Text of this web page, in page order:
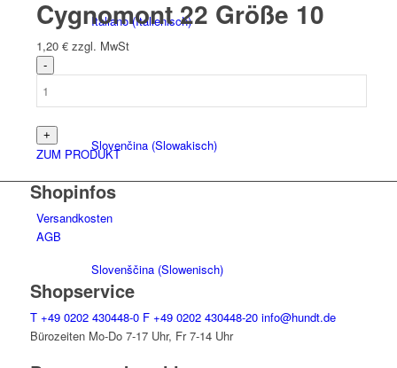
Italiano(Italienisch)
Slovenčina(Slowakisch)
Slovenščina(Slowenisch)
Cygnomont 22 Größe 10
1,20 € zzgl. MwSt
ZUM PRODUKT
Shopinfos
Versandkosten
AGB
Shopservice
T +49 0202 430448-0 F +49 0202 430448-20 info@hundt.de
Bürozeiten Mo-Do 7-17 Uhr, Fr 7-14 Uhr